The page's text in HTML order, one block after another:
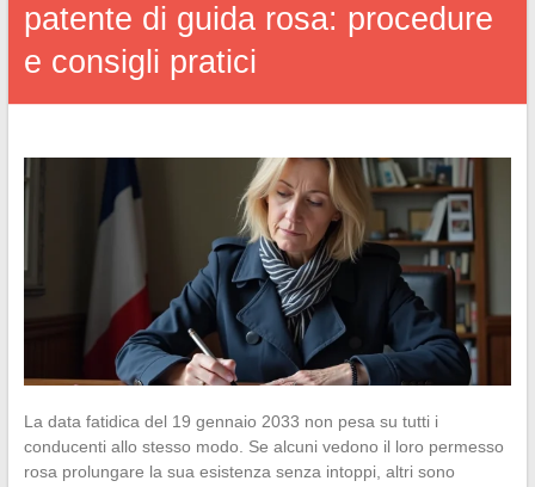
patente di guida rosa: procedure
e consigli pratici
La data fatidica del 19 gennaio 2033 non pesa su tutti i
conducenti allo stesso modo. Se alcuni vedono il loro permesso
rosa prolungare la sua esistenza senza intoppi, altri sono